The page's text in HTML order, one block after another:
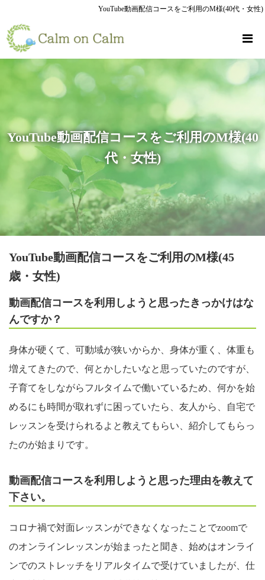
YouTube動画配信コースをご利用のM様(40代・女性)
YouTube動画配信コースをご利用のM様(40
代・女性)
YouTube動画配信コースをご利用のM様(45
歳・女性)
動画配信コースを利用しようと思ったきっかけはな
んですか？
身体が硬くて、可動域が狭いからか、身体が重く、体重も
増えてきたので、何とかしたいなと思っていたのですが、
子育てをしながらフルタイムで働いているため、何かを始
めるにも時間が取れずに困っていたら、友人から、自宅で
レッスンを受けられるよと教えてもらい、紹介してもらっ
たのが始まりです。
動画配信コースを利用しようと思った理由を教えて
下さい。
コロナ禍で対面レッスンができなくなったことでzoomで
のオンラインレッスンが始まったと聞き、始めはオンライ
ンでのストレッチをリアルタイムで受けていましたが、仕